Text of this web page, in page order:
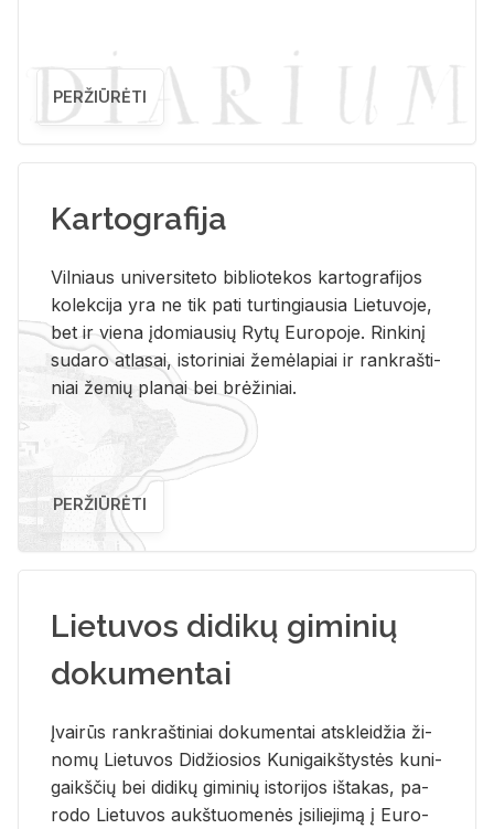
PERŽIŪRĖTI
Kartografija
Vil­niaus uni­ver­si­te­to bi­b­lio­te­kos kar­to­gra­fi­jos
ko­lek­ci­ja yra ne tik pati tur­tin­giau­sia Lie­tu­vo­je,
bet ir vie­na įdo­miau­sių Rytų Eu­ro­po­je. Rin­ki­nį
su­da­ro at­la­sai, is­to­ri­niai že­mė­la­piai ir rank­raš­ti­
niai že­mių pla­nai bei brė­ži­niai.
PERŽIŪRĖTI
Lietuvos didikų giminių
dokumentai
Įvai­rūs rank­raš­ti­niai do­ku­men­tai at­sklei­džia ži­
no­mų Lie­tu­vos Di­džio­sios Ku­ni­gaikš­tys­tės ku­ni­
gaikš­čių bei di­di­kų gi­mi­nių is­to­ri­jos iš­ta­kas, pa­
ro­do Lie­tu­vos aukš­tuo­me­nės įsi­lie­ji­mą į Eu­ro­